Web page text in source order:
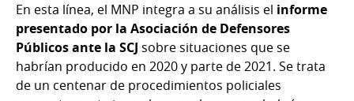
En esta línea, el MNP integra a su análisis el informe
presentado por la Asociación de Defensores
Públicos ante la SCJ sobre situaciones que se
habrían producido en 2020 y parte de 2021. Se trata
de un centenar de procedimientos policiales